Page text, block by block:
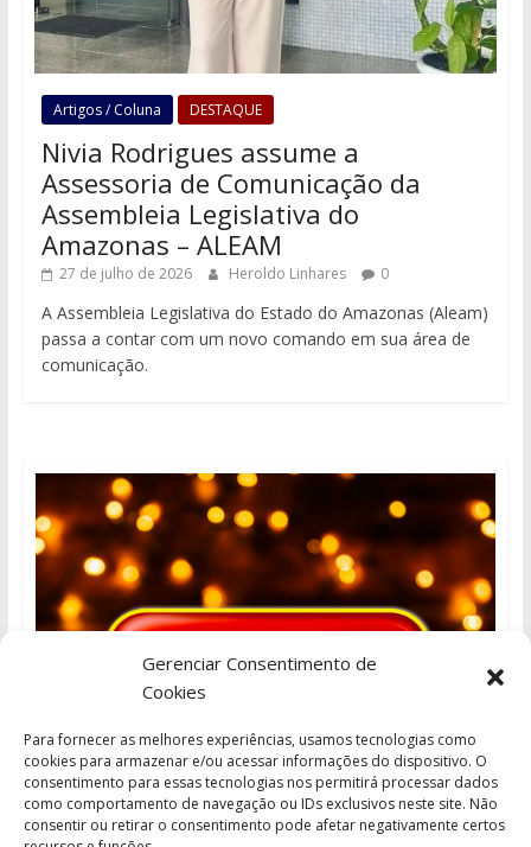
Gerenciar Consentimento de
Cookies
Para fornecer as melhores experiências, usamos tecnologias como
cookies para armazenar e/ou acessar informações do dispositivo. O
consentimento para essas tecnologias nos permitirá processar dados
como comportamento de navegação ou IDs exclusivos neste site. Não
consentir ou retirar o consentimento pode afetar negativamente certos
Artigos / Coluna DESTAQUE
Nivia Rodrigues assume a
Assessoria de Comunicação da
Assembleia Legislativa do
Amazonas – ALEAM
27 de julho de 2026 Heroldo Linhares 0
A Assembleia Legislativa do Estado do Amazonas (Aleam)
passa a contar com um novo comando em sua área de
comunicação.